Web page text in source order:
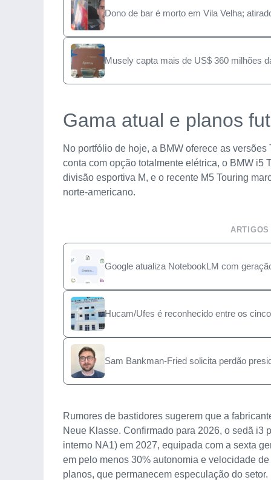
Dono de bar é morto em Vila Velha;
Musely capta mais de US$ 360 milhões
Gama atual e planos
No portfólio de hoje, a BMW oferece as
conta com opção totalmente elétrica, o BMW i5
divisão esportiva M, e o recente M5 Touring
norte-americano.
Google atualiza NotebookLM com
Hucam/Ufes é reconhecido entre os
Sam Bankman-Fried solicita perdão
Rumores de bastidores sugerem que a
Neue Klasse. Confirmado para 2026, o sedã i3
interno NA1) em 2027, equipada com a sexta
em pelo menos 30% autonomia e velocidade
planos, que permanecem especulação do setor.